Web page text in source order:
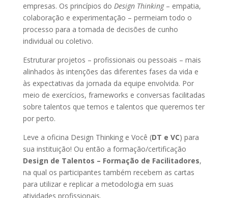
empresas. Os princípios do Design Thinking– empatia,
colaboração e experimentação – permeiam todo o
processo para a tomada de decisões de cunho
individual ou coletivo.
Estruturar projetos – profissionais ou pessoais – mais
alinhados às intenções das diferentes fases da vida e
às expectativas da jornada da equipe envolvida. Por
meio de exercícios, frameworks e conversas facilitadas
sobre talentos que temos e talentos que queremos ter
por perto.
Leve a oficina Design Thinking e Você (DT e VC) para
sua instituição! Ou então a formação/certificação
Design de Talentos – Formação de Facilitadores,
na qual os participantes também recebem as cartas
para utilizar e replicar a metodologia em suas
atividades profissionais.